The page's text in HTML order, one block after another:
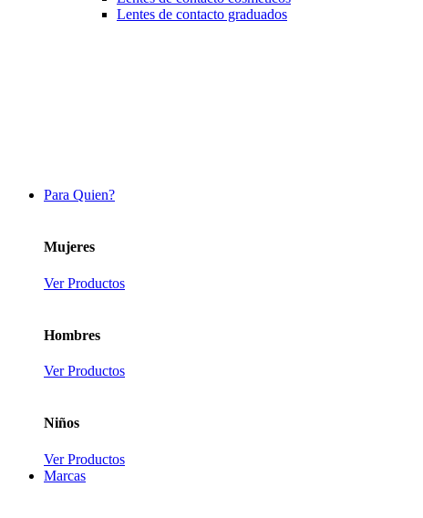
Lentes de contacto graduados
Para Quien?
Mujeres
Ver Productos
Hombres
Ver Productos
Niños
Ver Productos
Marcas